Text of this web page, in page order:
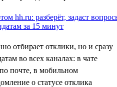
отбирает отклики, но и сразу
во всех каналах: в чате
почте, в мобильном
о статусе отклика